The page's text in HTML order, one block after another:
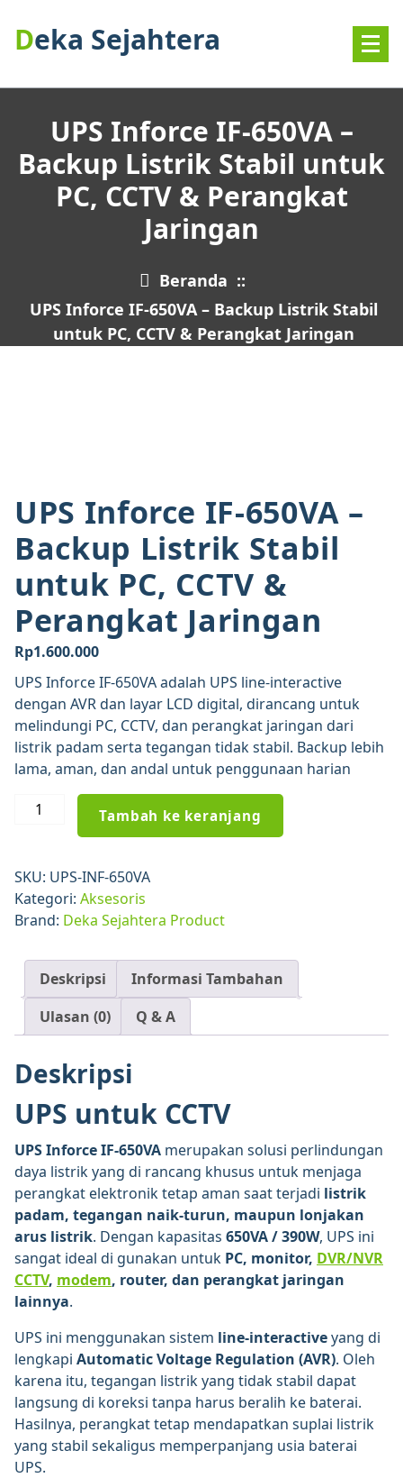
kontenDeka Sejahtera
UPS Inforce IF-650VA –
Backup Listrik Stabil untuk
PC, CCTV & Perangkat
Jaringan
Beranda ::
UPS Inforce IF-650VA – Backup Listrik Stabil
untuk PC, CCTV & Perangkat Jaringan
UPS Inforce IF-650VA –
Backup Listrik Stabil
untuk PC, CCTV &
Perangkat Jaringan
Rp1.600.000
UPS Inforce IF-650VA adalah UPS line-interactive
dengan AVR dan layar LCD digital, dirancang untuk
melindungi PC, CCTV, dan perangkat jaringan dari
listrik padam serta tegangan tidak stabil. Backup lebih
lama, aman, dan andal untuk penggunaan harian
Kuantitas
IF-
650VA
–
Listrik
Stabil
untuk
CCTV
&
Perangkat
Jaringan
Tambah ke keranjang
SKU: UPS-INF-650VA
Kategori: Aksesoris
Brand: Deka Sejahtera Product
Deskripsi
Informasi Tambahan
Ulasan (0)
Q & A
Deskripsi
UPS untuk CCTV
UPS Inforce IF-650VA merupakan solusi perlindungan
daya listrik yang di rancang khusus untuk menjaga
perangkat elektronik tetap aman saat terjadi listrik
padam, tegangan naik-turun, maupun lonjakan
arus listrik. Dengan kapasitas 650VA / 390W, UPS ini
sangat ideal di gunakan untuk PC, monitor, DVR/NVR
CCTV, modem, router, dan perangkat jaringan
lainnya.
UPS ini menggunakan sistem line-interactiveyang di
lengkapi Automatic Voltage Regulation (AVR). Oleh
karena itu, tegangan listrik yang tidak stabil dapat
langsung di koreksi tanpa harus beralih ke baterai.
Hasilnya, perangkat tetap mendapatkan suplai listrik
yang stabil sekaligus memperpanjang usia baterai
UPS.